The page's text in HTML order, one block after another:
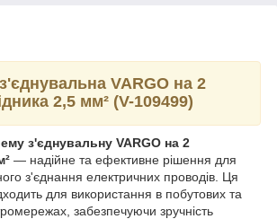
VARGO на 2
2,5 мм² (V-109499)
з'єднувальну VARGO на 2
— надійне та ефективне рішення для
з'єднання електричних проводів. Ця
для використання в побутових та
забезпечуючи зручність